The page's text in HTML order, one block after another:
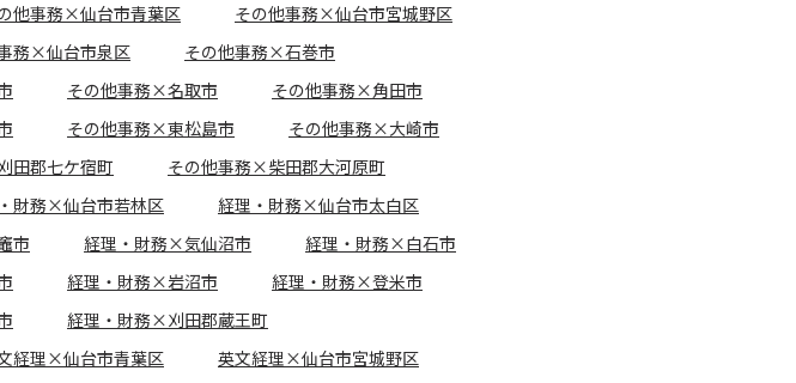
他事務×仙台市青葉区
その他事務×仙台市宮城野区
務×仙台市泉区
その他事務×石巻市
その他事務×名取市
その他事務×角田市
その他事務×東松島市
その他事務×大崎市
田郡七ケ宿町
その他事務×柴田郡大河原町
財務×仙台市若林区
経理・財務×仙台市太白区
市 経理・財務×気仙沼市
経理・財務×白石市
経理・財務×岩沼市
経理・財務×登米市
経理・財務×刈田郡蔵王町
経理×仙台市青葉区
英文経理×仙台市宮城野区